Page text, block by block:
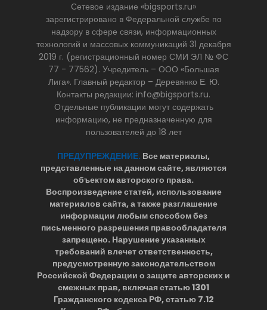
Сетевое издание «bigsports.ru»
зарегистрировано в Федеральной службе по
надзору в сфере связи, информационных
технологий и массовых коммуникаций 31 декабря
2019 г. (регистрационный номер СМИ ЭЛ № ФС
77 - 77562). Учредитель – ООО «Большая
Лига». Главный редактор – Деревянко Е. Ю.
Контакты редакции: info@bigsports.ru.
Отдельные публикации могут содержать
информацию, не предназначенную для
пользователей до 18 лет
ПРЕДУПРЕЖДЕНИЕ. Все материалы,
представленные на данном сайте, являются
объектом авторского права.
Воспроизведение статей, использование
материалов сайта, а также разглашение
информации любым способом без
письменного разрешения правообладателя
запрещено. Нарушение указанных
требований влечет ответственность,
предусмотренную законодательством
Российской Федерации о защите авторских и
смежных прав, включая статью 1301
Гражданского кодекса РФ, статью 7.12